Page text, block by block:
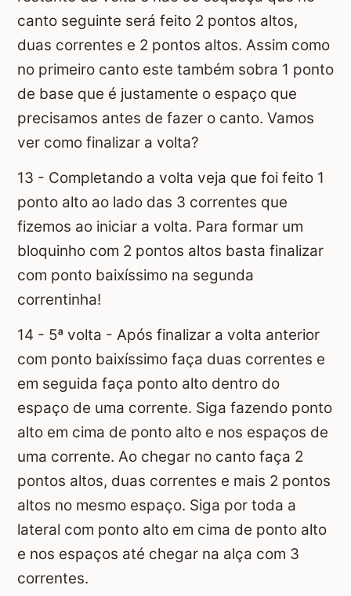
canto seguinte será feito 2 pontos altos,
duas correntes e 2 pontos altos. Assim como
no primeiro canto este também sobra 1 ponto
de base que é justamente o espaço que
precisamos antes de fazer o canto. Vamos
ver como finalizar a volta?
13 - Completando a volta veja que foi feito 1
ponto alto ao lado das 3 correntes que
fizemos ao iniciar a volta. Para formar um
bloquinho com 2 pontos altos basta finalizar
com ponto baixíssimo na segunda
correntinha!
14 - 5ª volta - Após finalizar a volta anterior
com ponto baixíssimo faça duas correntes e
em seguida faça ponto alto dentro do
espaço de uma corrente. Siga fazendo ponto
alto em cima de ponto alto e nos espaços de
uma corrente. Ao chegar no canto faça 2
pontos altos, duas correntes e mais 2 pontos
altos no mesmo espaço. Siga por toda a
lateral com ponto alto em cima de ponto alto
e nos espaços até chegar na alça com 3
correntes.